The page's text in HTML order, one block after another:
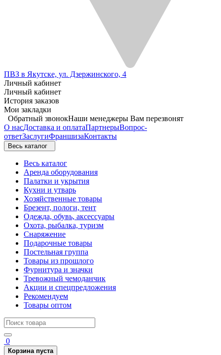
ПВЗ в Якутске, ул. Дзержинского, 4
Личный кабинет
Личный кабинет
История заказов
Мои закладки
Обратный звонокНаши менеджеры Вам перезвонят
О насДоставка и оплатаПартнерыВопрос-
ответЗаслугиФраншизаКонтакты
Весь каталог
Весь каталог
Аренда оборудования
Палатки и укрытия
Кухни и утварь
Хозяйственные товары
Брезент, пологи, тент
Одежда, обувь, аксессуары
Охота, рыбалка, туризм
Снаряжение
Подарочные товары
Постельная группа
Товары из прошлого
Фурнитура и значки
Тревожный чемоданчик
Акции и спецпредложения
Рекомендуем
Товары оптом
0
Корзина пуста